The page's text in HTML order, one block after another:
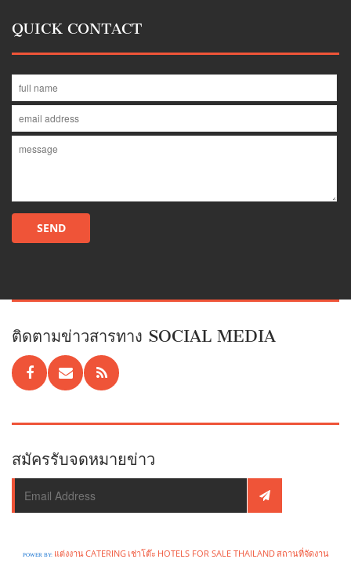
QUICK CONTACT
ติดตามข่าวสารทาง SOCIAL MEDIA
สมัครรับจดหมายข่าว
POWER BY: แต่งงานCATERING เช่าโต๊ะ HOTELS FOR SALE THAILANDสถานที่จัดงาน